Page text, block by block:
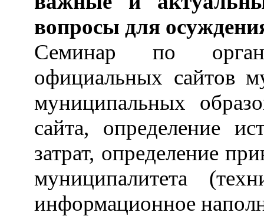
вопросы для
Семинар по
официальных сайтов
муниципальных
сайта, определение
затрат, определение
муниципалитета
информационное